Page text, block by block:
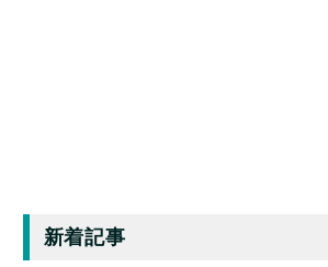
鉄道 風景